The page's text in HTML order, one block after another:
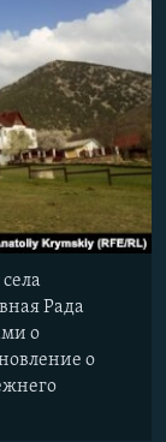
Рада
о
о